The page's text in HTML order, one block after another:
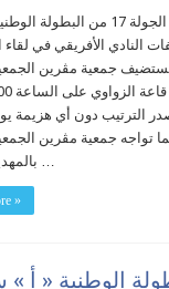
في حساب الجولة 17 من
النادي الأفريقي في لقاء
جمعية مڨرين
الترتيب دون أي هزيمة
تواجه جمعية مڨرين
بالمهدية من أجل …
»